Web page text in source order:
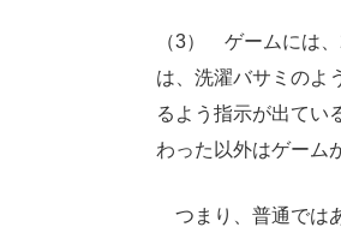
（3） ゲームには
は、洗濯バサミのよ
るよう指示が出てい
わった以外はゲーム
つまり、普通では